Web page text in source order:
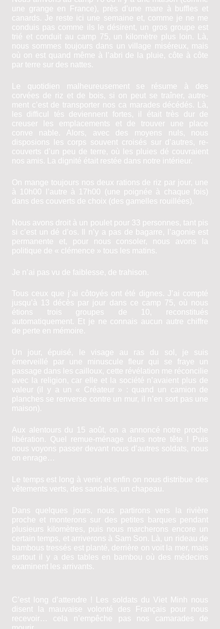
une grange en France), près d’une mare à buffles et
canards. Je reste ici une semaine et, comme je ne me
conduis pas comme ils le désirent, un gros groupe est
trié et conduit au camp 75, un kilomètre plus loin. Là,
nous sommes toujours dans un village miséreux, mais
où on est quand même à l’abri de la pluie, côte à côte
par terre sur des nattes.
Le quotidien malheureusement se résume à des
corvées de riz et de bois, si on peut se traîner, autre­
ment c’est de transporter nos ca­ marades décédés. Là,
les difficul­ tés deviennent fortes, il était très dur de
creuser les emplacements et de trouver une place
conve­ nable. Alors, avec des moyens nuls, nous
disposions les corps souvent croisés sur d’autres, re-
couverts d’un peu de terre, où les pluies dé­ couvraient
nos amis. La dignité était restée dans notre intérieur.
On mange toujours nos deux rations de riz par jour, une
à 10h00 l’autre à 17h00 (une poignée à chaque fois)
dans des couverts de choix (des gamelles rouillées).
Nous avons droit à un poulet pour 33 per­sonnes, tant pis
si c’est un dé d’os. Il n’y a pas de bagarre, l’agonie est
permanente et, pour nous consoler, nous avons la
politique de « clémence » tous les matins.
Je n’ai pas vu de faiblesse, de trahison.
Tous ceux que j’ai côtoyés ont été dignes. J’ai compté
jusqu’à 13 décès par jour dans ce camp 75, où nous
étions trois groupes de 10, reconstitués
automatiquement. Et je ne connais aucun autre chiffre
de perte en mémoire.
Un jour, épuisé, le visage au ras du sol, je suis
émerveillé par une minuscule fleur qui se fraye un
passage dans les cailloux, cette révélation me réconcilie
avec la religion, car elle et la société n’avaient plus de
valeur (il y a un « Créateur » : quand un camion de
planches se renverse contre un mur, il n’en sort pas une
maison).
Aux alentours du 15 août, on a annoncé notre proche
libération. Quel remue-ménage dans notre tête
! Puis
nous voyons passer devant nous d’autres soldats, nous
on enrage…
Le temps est long à venir, et enfin on nous distribue des
vêtements verts, des sandales, un chapeau.
Dans quelques jours, nous partirons vers la rivière
proche et monterons sur des petites barques pendant
plusieurs kilomètres, puis nous marcherons encore un
certain temps, et arriverons à Sam Son. Là, un rideau de
bambous tressés est planté, derrière on voit la mer, mais
surtout il y a des tables en bambou où des médecins
examinent les arrivants.
C’est long d’attendre !
Les soldats du Viet Minh nous
disent la mauvaise volonté des Français pour nous
recevoir… cela n’empêche pas nos camarades de